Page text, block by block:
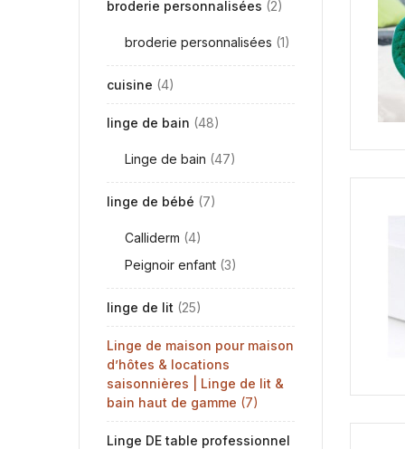
broderie personnalisées (2)
broderie personnalisées (1)
cuisine (4)
linge de bain (48)
Linge de bain (47)
linge de bébé (7)
Calliderm (4)
Peignoir enfant (3)
linge de lit (25)
Linge de maison pour maison
d’hôtes & locations
saisonnières | Linge de lit &
bain haut de gamme (7)
Linge DE table professionnel